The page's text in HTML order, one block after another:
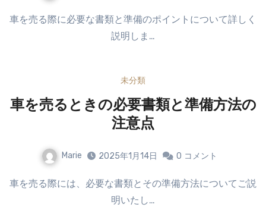
車を売る際に必要な書類と準備のポイントについて詳しく
説明しま…
未分類
車を売るときの必要書類と準備方法の
注意点
Marie 2025年1月14日 0 コメント
車を売る際には、必要な書類とその準備方法についてご説
明いたし…